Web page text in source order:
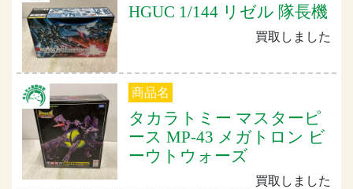
HGUC 1/144 リゼル 隊長機
買取しました
商品名
タカラトミー マスターピ
ース MP-43 メガトロン ビ
ーウトウォーズ
買取しました